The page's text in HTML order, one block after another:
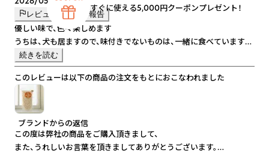
レビューの問題を報告
優しい味で、色々楽しめます
うちは、犬も居ますので、味付きでないものは、一緒に食べています
原材料も安心できるので、赤ちゃんからシニア、また、ペットも一緒に
食べれていいです
お茶漬けにいれても美味しかったです
続きを読む
このレビューは以下の商品の注文をもとにおこなわれました
ブランドからの返信
この度は弊社の商品をご購入頂きまして、
また、うれしいお言葉を頂きましてありがとうございます。
すぐに使える5,000円クーポンプレゼント！